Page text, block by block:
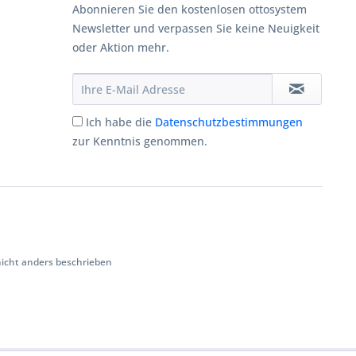
Abonnieren Sie den kostenlosen ottosystem
Newsletter und verpassen Sie keine Neuigkeit
oder Aktion mehr.
Ich habe die Datenschutzbestimmungen
zur Kenntnis genommen.
anders beschrieben